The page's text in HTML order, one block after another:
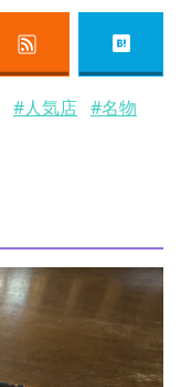
#人気店 #名物